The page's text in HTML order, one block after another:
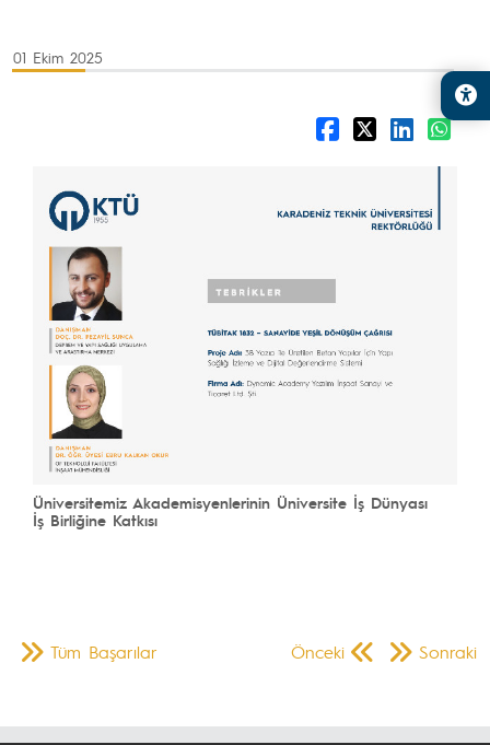
01 Ekim 2025
Üniversitemiz Akademisyenlerinin Üniversite İş Dünyası
İş Birliğine Katkısı
Önceki Sonraki
Tüm Başarılar